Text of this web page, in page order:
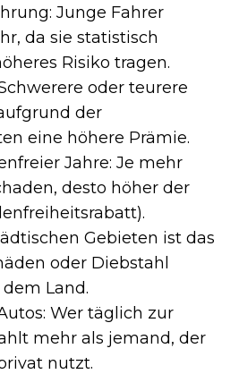
Junge Fahrer
da sie statistisch
Risiko tragen.
oder teurere
der
eine höhere Prämie.
Jahre: Je mehr
desto höher der
Gebieten ist das
oder Diebstahl
Land.
Wer täglich zur
mehr als jemand, der
nutzt.